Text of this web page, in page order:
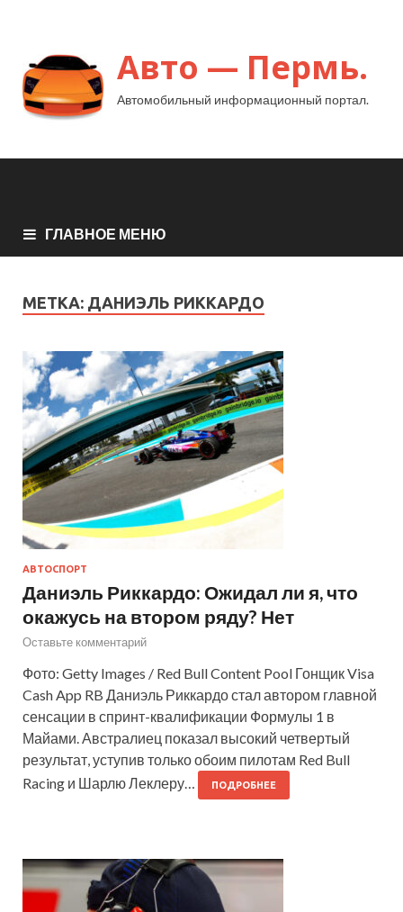
Авто — Пермь.
Автомобильный информационный портал.
ГЛАВНОЕ МЕНЮ
МЕТКА: ДАНИЭЛЬ РИККАРДО
АВТОСПОРТ
Даниэль Риккардо: Ожидал ли я, что
окажусь на втором ряду? Нет
Оставьте комментарий
Фото: Getty Images / Red Bull Content Pool Гонщик Visa
Cash App RB Даниэль Риккардо стал автором главной
сенсации в спринт-квалификации Формулы 1 в
Майами. Австралиец показал высокий четвертый
результат, уступив только обоим пилотам Red Bull
Racing и Шарлю Леклеру…
ПОДРОБНЕЕ